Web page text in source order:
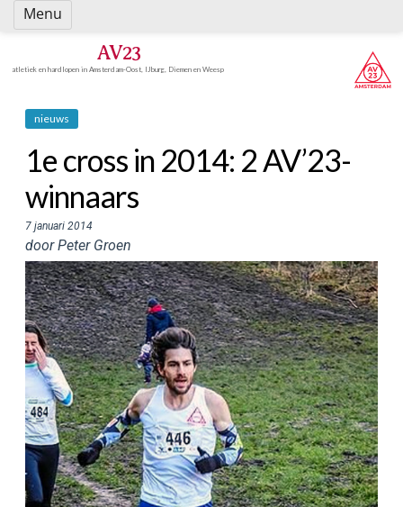
Spring
naar
AV23
atletiek en hardlopen in Amsterdam-Oost, IJburg, Diemen en Weesp
nieuws
1e cross in 2014: 2 AV’23-
winnaars
7 januari 2014
door Peter Groen
Menu